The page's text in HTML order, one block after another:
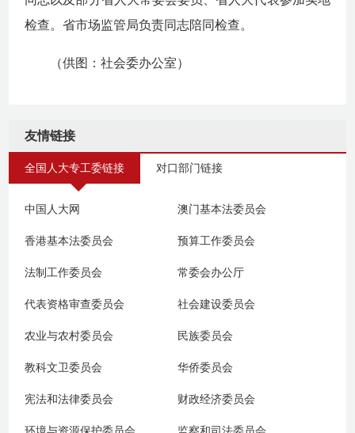
检查。省市场监管局负责同志陪同检查。
（供图：社会委办公室）
友情链接
全国人大专工委链接 对口部门链接
中国人大网 澳门基本法委员会
香港基本法委员会 预算工作委员会
法制工作委员会 常委会办公厅
代表资格审查委员会 社会建设委员会
农业与农村委员会 民族委员会
教科文卫委员会 华侨委员会
宪法和法律委员会 财政经济委员会
环境与资源保护委员会 监察和司法委员会